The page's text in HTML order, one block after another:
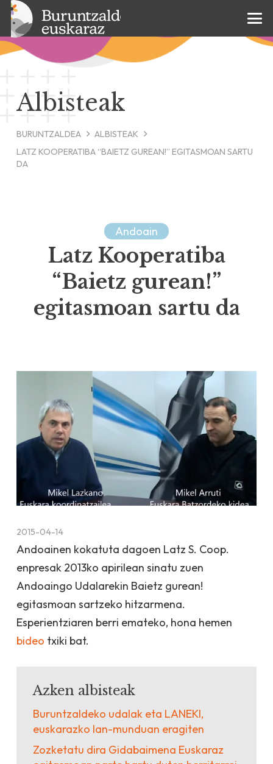
Albisteak
BURUNTZALDEA
ALBISTEAK
LATZ KOOPERATIBA “BAIETZ GUREAN!” EGITASMOAN SARTU
DA
Andoain
Latz Kooperatiba
“Baietz gurean!”
egitasmoan sartu da
2015-04-14
Andoainen kokatuta dagoen Latz S. Coop.
enpresak 2013ko apirilean sinatu zuen
Andoaingo Udalarekin Baietz gurean!
egitasmoan sartzeko hitzarmena.
Esperientziaren berri emateko, hona hemen
bideo txiki bat.
Azken albisteak
Buruntzaldeko udalak eta LANEKI,
euskarazko lan-munduan eragiten
Zozketatu dira Gidabaimena Euskaraz